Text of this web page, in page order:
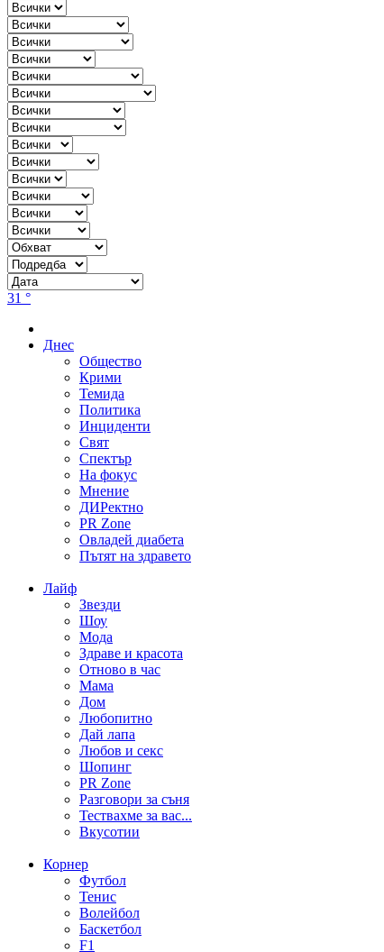
31 °
Днес
Общество
Крими
Темида
Политика
Инциденти
Свят
Спектър
На фокус
Мнение
ДИРектно
PR Zone
Овладей диабета
Пътят на здравето
Лайф
Звезди
Шоу
Мода
Здраве и красота
Отново в час
Мама
Дом
Любопитно
Дай лапа
Любов и секс
Шопинг
PR Zone
Разговори за съня
Тествахме за вас...
Вкусотии
Корнер
Футбол
Тенис
Волейбол
Баскетбол
F1